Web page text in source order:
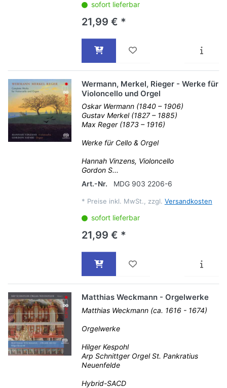
sofort lieferbar
21,99 € *
Wermann, Merkel, Rieger - Werke für
Violoncello und Orgel
Oskar Wermann (1840 – 1906)
Gustav Merkel (1827 – 1885)
Max Reger (1873 – 1916)
Werke für Cello & Orgel
Hannah Vinzens, Violoncello
Gordon S...
Art.-Nr.
MDG 903 2206-6
* Preise inkl. MwSt., zzgl. Versandkosten
sofort lieferbar
21,99 € *
Matthias Weckmann - Orgelwerke
Matthias Weckmann (ca. 1616 - 1674)
Orgelwerke
Hilger Kespohl
Arp Schnittger Orgel St. Pankratius
Neuenfelde
Hybrid-SACD